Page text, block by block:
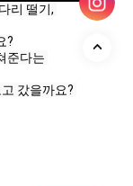
리 떨기,
?
준다는
갔을까요?